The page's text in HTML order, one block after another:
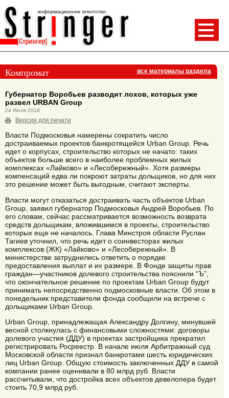
Компромат все материалы раздела
Губернатор Воробьев разводит лохов, которых уже
развел URBAN Group
24 Июля 2018
Версия для печати
Власти Подмосковья намерены сократить число
достраиваемых проектов банкротящейся Urban Group. Речь
идет о корпусах, строительство которых не начато: таких
объектов больше всего в наиболее проблемных жилых
комплексах «Лайково» и «Лесобережный». Хотя размеры
компенсаций едва ли покроют затраты дольщиков, но для них
это решение может быть выгодным, считают эксперты.
Власти могут отказаться достраивать часть объектов Urban
Group, заявил губернатор Подмосковья Андрей Воробьев. По
его словам, сейчас рассматривается возможность возврата
средств дольщикам, вложившимся в проекты, строительство
которых еще не началось. Глава Минстроя области Руслан
Тагиев уточнил, что речь идет о соинвесторах жилых
комплексов (ЖК) «Лайково» и «Лесобережный». В
министерстве затруднились ответить о порядке
предоставления выплат и их размере. В Фонде защиты прав
граждан—участников долевого строительства пояснили “Ъ”,
что окончательное решение по проектам Urban Group будут
принимать непосредственно подмосковные власти. Об этом в
понедельник представители фонда сообщили на встрече с
дольщиками Urban Group.
Urban Group, принадлежащая Александру Долгину, минувшей
весной столкнулась с финансовыми сложностями: договоры
долевого участия (ДДУ) в проектах застройщика прекратил
регистрировать Росреестр. В начале июля Арбитражный суд
Московской области признал банкротами шесть юридических
лиц Urban Group. Общую стоимость заключенных ДДУ в самой
компании ранее оценивали в 80 млрд руб. Власти
рассчитывали, что достройка всех объектов девелопера будет
стоить 70,9 млрд руб.